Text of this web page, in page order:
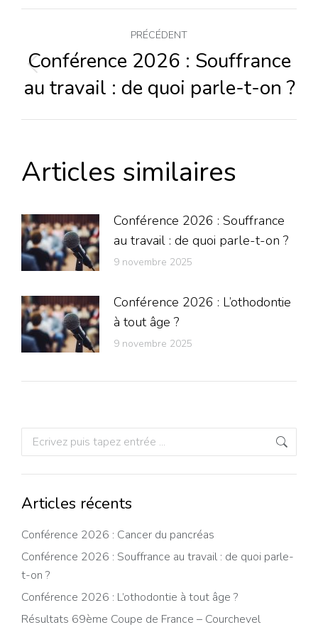
Navigation
article
PRÉCÉDENT
Article
précédent
Conférence 2026 : Souffrance
au travail : de quoi parle-t-on ?
Articles similaires
Conférence 2026 : Souffrance
au travail : de quoi parle-t-on ?
9 novembre 2025
Conférence 2026 : L’othodontie
à tout âge ?
9 novembre 2025
Recherche
:
Articles récents
Conférence 2026 : Cancer du pancréas
Conférence 2026 : Souffrance au travail : de quoi parle-
t-on ?
Conférence 2026 : L’othodontie à tout âge ?
Résultats 69ème Coupe de France – Courchevel